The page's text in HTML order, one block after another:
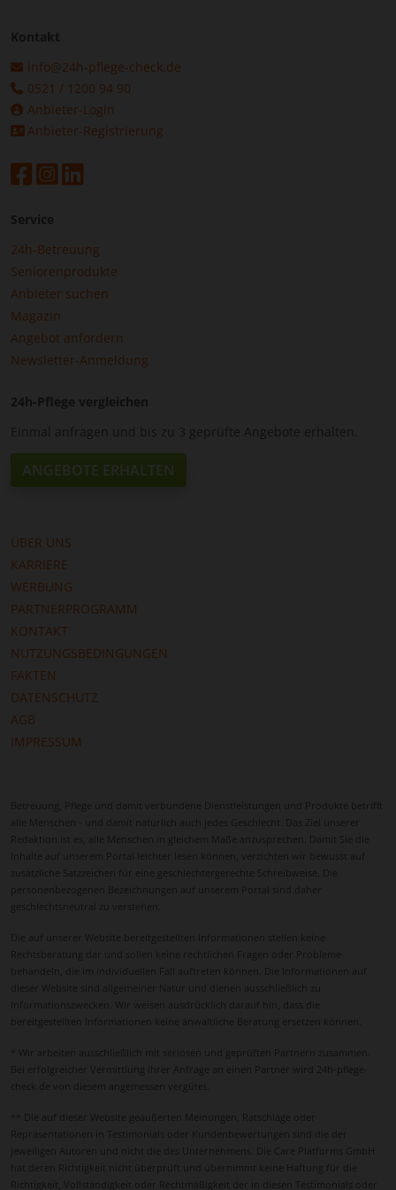
Kontakt
info@24h-pflege-check.de
0521 / 1200 94 90
Anbieter-Login
Anbieter-Registrierung
Service
24h-Betreuung
Seniorenprodukte
Anbieter suchen
Magazin
Angebot anfordern
Newsletter-Anmeldung
24h-Pflege vergleichen
Einmal anfragen und bis zu 3 geprüfte Angebote erhalten.
ANGEBOTE ERHALTEN
ÜBER UNS
KARRIERE
WERBUNG
PARTNERPROGRAMM
KONTAKT
NUTZUNGSBEDINGUNGEN
FAKTEN
DATENSCHUTZ
AGB
IMPRESSUM
Betreuung, Pflege und damit verbundene Dienstleistungen und Produkte betrifft
alle Menschen - und damit natürlich auch jedes Geschlecht. Das Ziel unserer
Redaktion ist es, alle Menschen in gleichem Maße anzusprechen. Damit Sie die
Inhalte auf unserem Portal leichter lesen können, verzichten wir bewusst auf
zusätzliche Satzzeichen für eine geschlechtergerechte Schreibweise. Die
personenbezogenen Bezeichnungen auf unserem Portal sind daher
geschlechtsneutral zu verstehen.
Die auf unserer Website bereitgestellten Informationen stellen keine
Rechtsberatung dar und sollen keine rechtlichen Fragen oder Probleme
behandeln, die im individuellen Fall auftreten können. Die Informationen auf
dieser Website sind allgemeiner Natur und dienen ausschließlich zu
Informationszwecken. Wir weisen ausdrücklich darauf hin, dass die
bereitgestellten Informationen keine anwaltliche Beratung ersetzen können.
* Wir arbeiten ausschließlich mit seriösen und geprüften Partnern zusammen.
Bei erfolgreicher Vermittlung Ihrer Anfrage an einen Partner wird 24h-pflege-
check.de von diesem angemessen vergütet.
** Die auf dieser Website geäußerten Meinungen, Ratschläge oder
Repräsentationen in Testimonials oder Kundenbewertungen sind die der
jeweiligen Autoren und nicht die des Unternehmens. Die Care Platforms GmbH
hat deren Richtigkeit nicht überprüft und übernimmt keine Haftung für die
Richtigkeit, Vollständigkeit oder Rechtmäßigkeit der in diesen Testimonials oder